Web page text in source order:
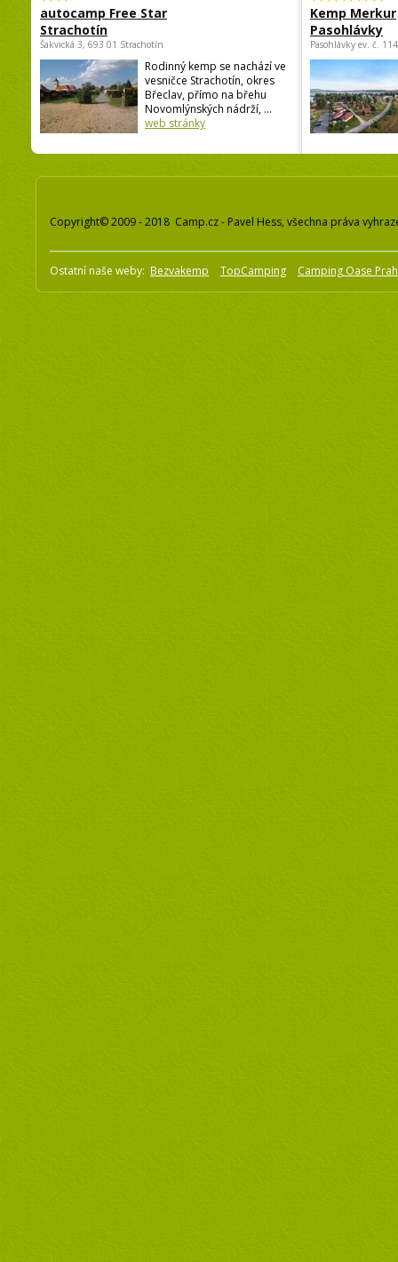
autocamp Free Star
Strachotín
Šakvická 3, 693 01 Strachotín
Rodinný kemp se nachází ve
vesničce Strachotín, okres
Břeclav, přímo na břehu
Novomlýnských nádrží, ...
web stránky
Kemp Merkur
Pasohlávky
Pasohlávky ev. č.
Copyright© 2009 - 2018 Camp.cz - Pavel Hess, všechna práva
Ostatní naše weby: Bezvakemp TopCamping Camping Oase